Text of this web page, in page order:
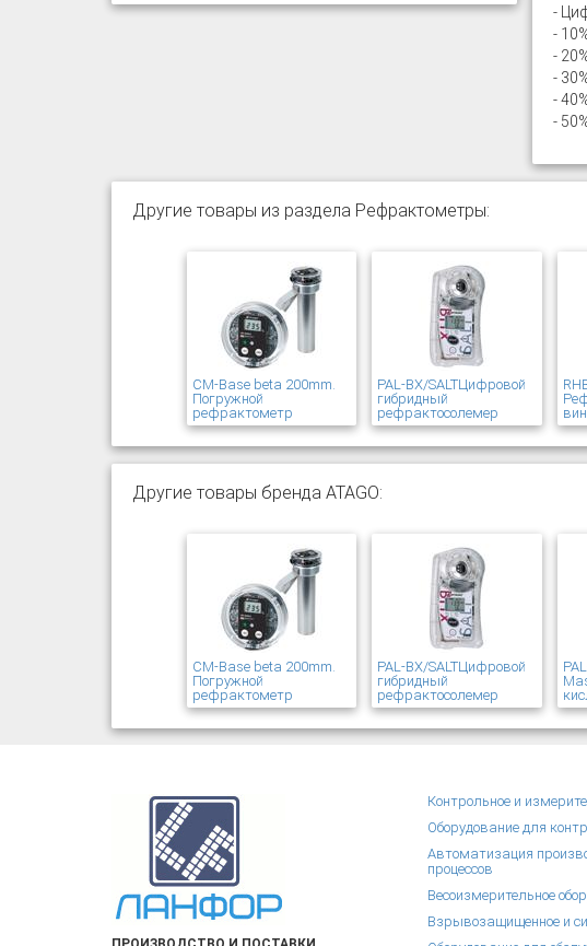
-
-
-
-
-
-
Другие товары из раздела Рефрактометры:
CM-Base beta 200mm.
Погружной
рефрактометр
PAL-BX/SALTЦифровой
гибридный
рефрактосолемер
Другие товары бренда ATAGO:
CM-Base beta 200mm.
Погружной
рефрактометр
PAL-BX/SALTЦифровой
гибридный
рефрактосолемер
Контрольное и
Оборудование для
Автоматизация
процессов
Весоизмерительное
Взрывозащищенное и